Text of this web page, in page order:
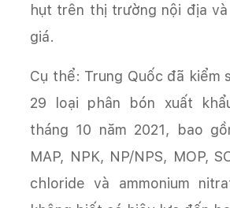
hụt trên thị trường nội địa
giá.
Cụ thể: Trung Quốc đã kiểm
29 loại phân bón xuất
tháng 10 năm 2021, bao
MAP, NPK, NP/NPS, MOP,
chloride và ammonium